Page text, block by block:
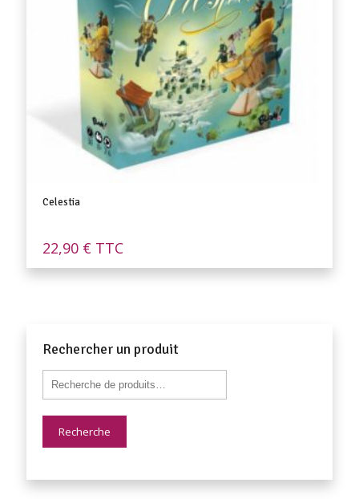
Celestia
22,90 € TTC
Rechercher un produit
Recherche